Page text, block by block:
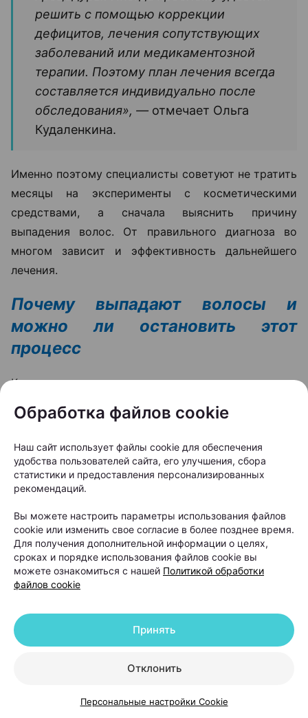
решить с помощью коррекции
дефицитов, лечения сопутствующих
заболеваний или медикаментозной
терапии. Поэтому план лечения всегда
составляется индивидуально после
обследования», — отмечает Ольга
Кудаленкина.
Именно поэтому специалисты советуют не тратить
месяцы на эксперименты с косметическими
средствами, а сначала выяснить причину
выпадения волос. От правильного диагноза во
многом зависит и эффективность дальнейшего
лечения.
Почему выпадают волосы и
можно ли остановить этот
процесс
Когда человек замечает усиленное выпадение
волос, первый вопрос обычно звучит одинаково:
можно ли это остановить? Ответ зависит от
причины проблемы.
У женщин выпадение волос чаще
изменениями, дефицитными
состояниями, стрессом,
беременностью, заболеваниями
щитовидной железы или
месте стоит андрогенетическая
облысения, при котором волосы
постепенно истончаются и перестают
Обработка файлов cookie
Наш сайт использует файлы cookie для обеспечения
удобства пользователей сайта, его улучшения, сбора
статистики и предоставления персонализированных
рекомендаций.
Вы можете настроить параметры использования файлов
cookie или изменить свое согласие в более позднее время.
Для получения дополнительной информации о целях,
сроках и порядке использования файлов cookie вы
можете ознакомиться с нашей Политикой обработки
файлов cookie
Отклонить
Принять
Персональные настройки Cookie